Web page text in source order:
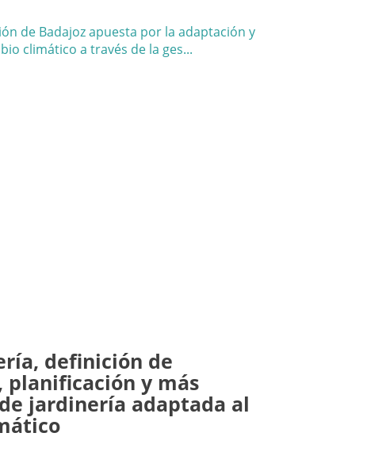
definición de
planificación y más
jardinería adaptada al